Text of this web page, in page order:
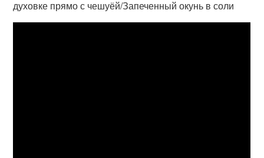
духовке прямо с чешуёй/Запеченный окунь в соли